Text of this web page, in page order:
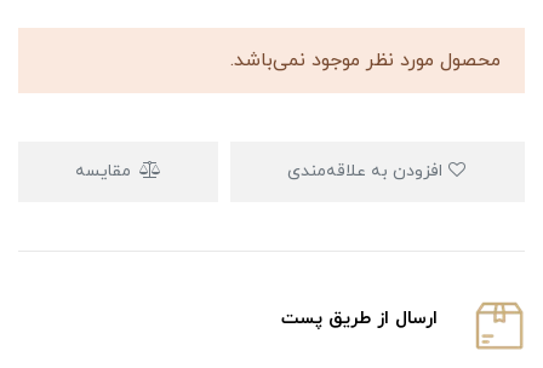
محصول مورد نظر موجود نمی‌باشد.
مقایسه
ارسال از طریق پست